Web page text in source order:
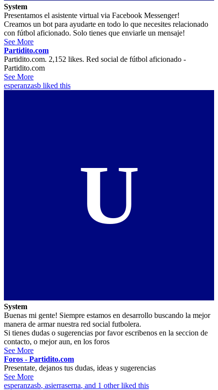
System
Presentamos el asistente virtual via Facebook Messenger!
Creamos un bot para ayudarte en todo lo que necesites relacionado
con fútbol aficionado. Solo tienes que enviarle un mensaje!
See More
Partidito.com
Partidito.com. 2,152 likes. Red social de fútbol aficionado -
Partidito.com
See More
esperanzasb liked this
U
System
Buenas mi gente! Siempre estamos en desarrollo buscando la mejor
manera de armar nuestra red social futbolera.
Si tienes dudas o sugerencias por favor escribenos en la seccion de
contacto, o mejor aun, en los foros
See More
Foros - Partidito.com
Presentate, dejanos tus dudas, ideas y sugerencias
See More
esperanzasb, asierraserna, and 1 other liked this